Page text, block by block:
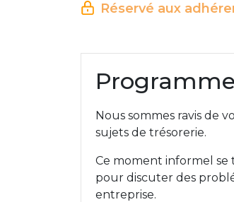
Réservé aux
Programme
Nous sommes ravis de
sujets de trésorerie.
Ce moment informel se
pour discuter des
entreprise.